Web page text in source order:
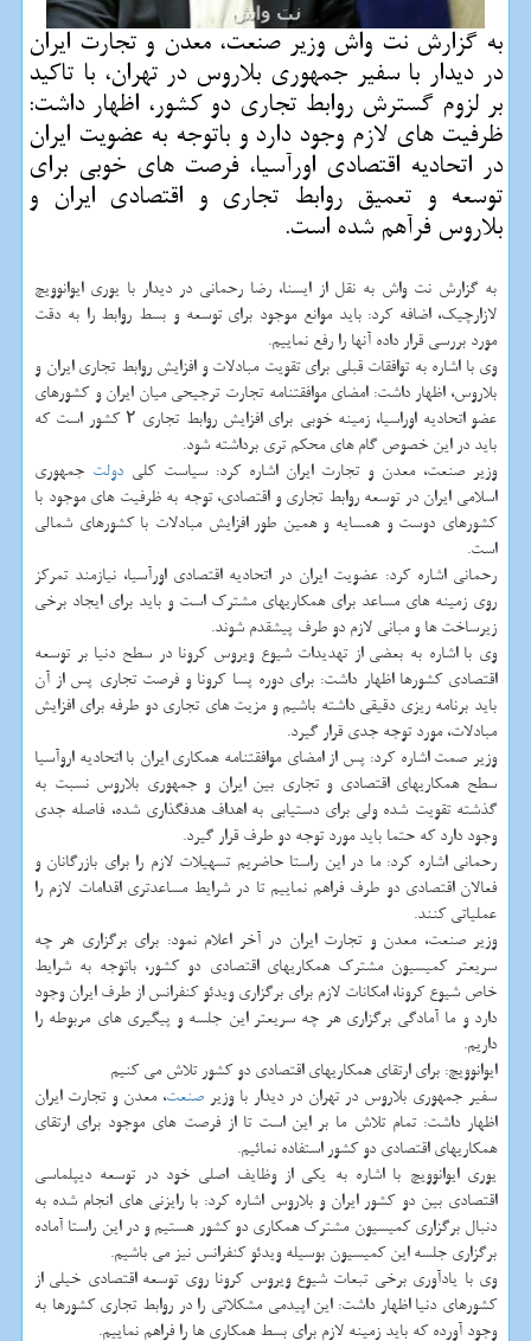
به گزارش نت واش وزیر صنعت، معدن و تجارت ایران
در دیدار با سفیر جمهوری بلاروس در تهران، با تاكید
بر لزوم گسترش روابط تجاری دو كشور، اظهار داشت:
ظرفیت های لازم وجود دارد و باتوجه به عضویت ایران
در اتحادیه اقتصادی اورآسیا، فرصت های خوبی برای
توسعه و تعمیق روابط تجاری و اقتصادی ایران و
بلاروس فرآهم شده است.
به گزارش نت واش به نقل از ایسنا، رضا رحمانی در دیدار با یوری ایوانوویچ
لازارچیک، اضافه کرد: باید موانع موجود برای توسعه و بسط روابط را به دقت
مورد بررسی قرار داده آنها را رفع نماییم.
وی با اشاره به توافقات قبلی برای تقویت مبادلات و افزایش روابط تجاری ایران و
بلاروس، اظهار داشت: امضای موافقتنامه تجارت ترجیحی میان ایران و کشورهای
عضو اتحادیه اوراسیا، زمینه خوبی برای افزایش روابط تجاری ۲ کشور است که
باید در این خصوص گام های محکم تری برداشته شود.
وزیر صنعت، معدن و تجارت ایران اشاره کرد: سیاست کلی دولت جمهوری
اسلامی ایران در توسعه روابط تجاری و اقتصادی، توجه به ظرفیت های موجود با
کشورهای دوست و همسایه و همین طور افزایش مبادلات با کشورهای شمالی
است.
رحمانی اشاره کرد: عضویت ایران در اتحادیه اقتصادی اورآسیا، نیازمند تمرکز
روی زمینه های مساعد برای همکاریهای مشترک است و باید برای ایجاد برخی
زیرساخت ها و مبانی لازم دو طرف پیشقدم شوند.
وی با اشاره به بعضی از تهدیدات شیوع ویروس کرونا در سطح دنیا بر توسعه
اقتصادی کشورها اظهار داشت: برای دوره پسا کرونا و فرصت تجاری پس از آن
باید برنامه ریزی دقیقی داشته باشیم و مزیت های تجاری دو طرفه برای افزایش
مبادلات، مورد توجه جدی قرار گیرد.
وزیر صمت اشاره کرد: پس از امضای موافقتنامه همکاری ایران با اتحادیه اروآسیا
سطح همکاریهای اقتصادی و تجاری بین ایران و جمهوری بلاروس نسبت به
گذشته تقویت شده ولی برای دستیابی به اهداف هدفگذاری شده، فاصله جدی
وجود دارد که حتما باید مورد توجه دو طرف قرار گیرد.
رحمانی اشاره کرد: ما در این راستا حاضریم تسهیلات لازم را برای بازرگانان و
فعالان اقتصادی دو طرف فراهم نماییم تا در شرایط مساعدتری اقدامات لازم را
عملیاتی کنند.
وزیر صنعت، معدن و تجارت ایران در آخر اعلام نمود: برای برگزاری هر چه
سریعتر کمیسیون مشترک همکاریهای اقتصادی دو کشور، باتوجه به شرایط
خاص شیوع کرونا، امکانات لازم برای برگزاری ویدئو کنفرانس از طرف ایران وجود
دارد و ما آمادگی برگزاری هر چه سریعتر این جلسه و پیگیری های مربوطه را
داریم.
ایوانوویچ: برای ارتقای همکاریهای اقتصادی دو کشور تلاش می کنیم
سفیر جمهوری بلاروس در تهران در دیدار با وزیر صنعت، معدن و تجارت ایران
اظهار داشت: تمام تلاش ما بر این است تا از فرصت های موجود برای ارتقای
همکاریهای اقتصادی دو کشور استفاده نمائیم.
یوری ایوانوویچ با اشاره به یکی از وظایف اصلی خود در توسعه دیپلماسی
اقتصادی بین دو کشور ایران و بلاروس اشاره کرد: با رایزنی های انجام شده به
دنبال برگزاری کمیسیون مشترک همکاری دو کشور هستیم و در این راستا آماده
برگزاری جلسه این کمیسیون بوسیله ویدئو کنفرانس نیز می باشیم.
وی با یادآوری برخی تبعات شیوع ویروس کرونا روی توسعه اقتصادی خیلی از
کشورهای دنیا اظهار داشت: این اپیدمی مشکلاتی را در روابط تجاری کشورها به
وجود آورده که باید زمینه لازم برای بسط همکاری ها را فراهم نماییم.